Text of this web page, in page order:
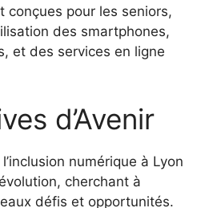
conçues pour les seniors,
des smartphones,
et des services en ligne
d’Avenir
numérique à Lyon
cherchant à
défis et opportunités.